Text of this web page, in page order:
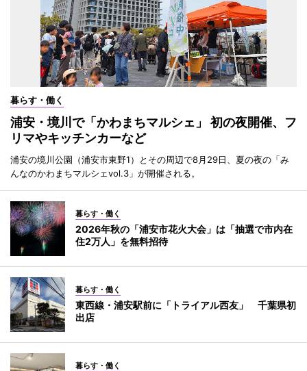
暮らす・働く
浦安・境川で「かわまちマルシェ」 初の夜開催、フ
リマやキッチンカーなど
浦安の境川公園（浦安市東野1）とその周辺で8月29日、夏の夜の「み
んなのかわまちマルシェvol.3」が開催される。
暮らす・働く
2026年秋の「浦安市花火大会」は「抽選で市内在
住2万人」を無料招待
暮らす・働く
東西線・浦安駅前に「トライアル西友」 千葉県初
出店
暮らす・働く